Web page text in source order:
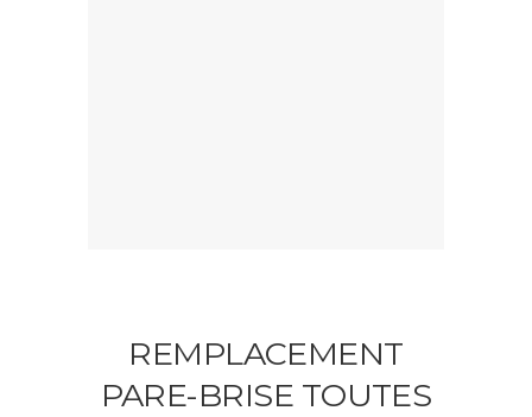
REMPLACEMENT
PARE-BRISE TOUTES